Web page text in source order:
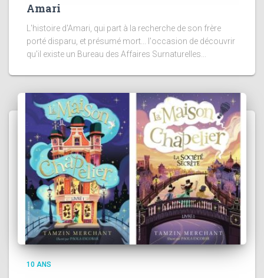
Amari
L'histoire d'Amari, qui part à la recherche de son frère
porté disparu, et présumé mort... l'occasion de découvrir
qu'il existe un Bureau des Affaires Surnaturelles...
10 ANS